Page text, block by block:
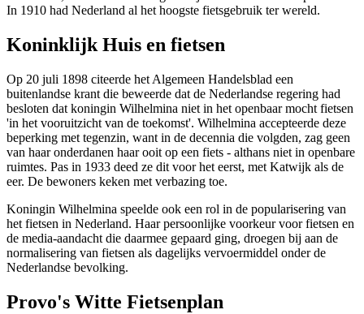
In 1910 had Nederland al het hoogste fietsgebruik ter wereld.
Koninklijk Huis en fietsen
Op 20 juli 1898 citeerde het Algemeen Handelsblad een
buitenlandse krant die beweerde dat de Nederlandse regering had
besloten dat koningin Wilhelmina niet in het openbaar mocht fietsen
'in het vooruitzicht van de toekomst'. Wilhelmina accepteerde deze
beperking met tegenzin, want in de decennia die volgden, zag geen
van haar onderdanen haar ooit op een fiets - althans niet in openbare
ruimtes. Pas in 1933 deed ze dit voor het eerst, met Katwijk als de
eer. De bewoners keken met verbazing toe.
Koningin Wilhelmina speelde ook een rol in de popularisering van
het fietsen in Nederland. Haar persoonlijke voorkeur voor fietsen en
de media-aandacht die daarmee gepaard ging, droegen bij aan de
normalisering van fietsen als dagelijks vervoermiddel onder de
Nederlandse bevolking.
Provo's Witte Fietsenplan